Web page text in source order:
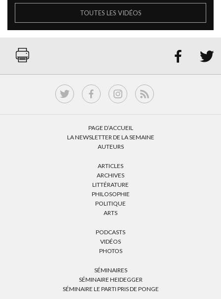
TOUTES LES VIDÉOS
 
PAGE D’ACCUEIL
LA NEWSLETTER DE LA SEMAINE
AUTEURS
ARTICLES
ARCHIVES
LITTÉRATURE
PHILOSOPHIE
POLITIQUE
ARTS
PODCASTS
VIDÉOS
PHOTOS
SÉMINAIRES
SÉMINAIRE HEIDEGGER
SÉMINAIRE LE PARTI PRIS DE PONGE